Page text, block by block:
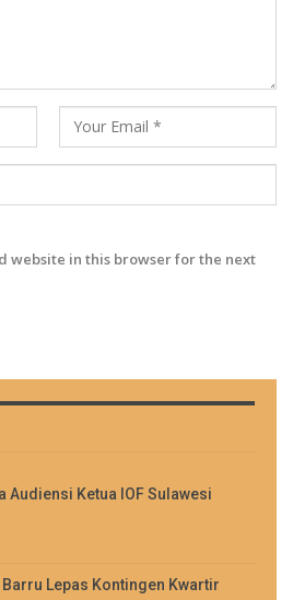
website in this browser for the next
Audiensi Ketua IOF Sulawesi
Lepas Kontingen Kwartir